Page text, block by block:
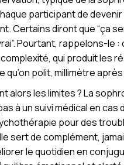
participant de
Certains diront que “ça
Pourtant, rappelons-le :
qui produit les
qu’on polit, millimètre
alors les limites ? La
à un suivi médical en cas
pour des
sert de complément,
le quotidien en